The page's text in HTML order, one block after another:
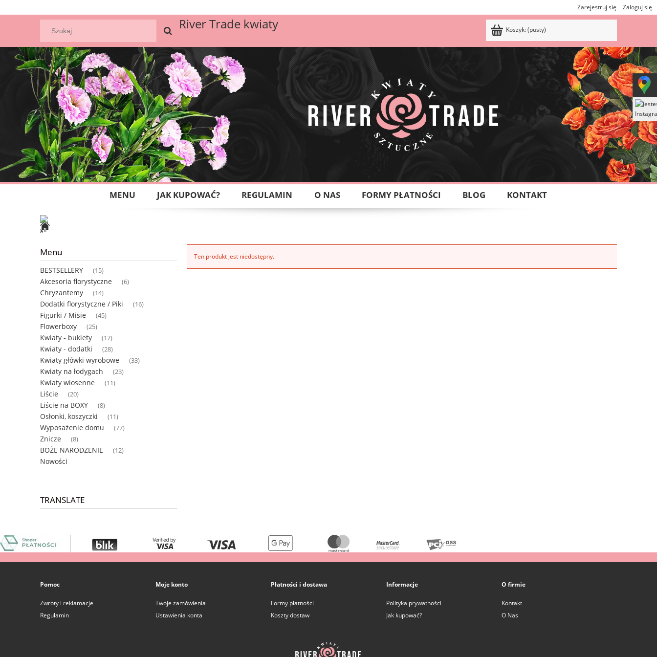
Zarejestruj się Zaloguj się
River Trade kwiaty Koszyk:(pusty)
MENU JAK KUPOWAĆ? REGULAMIN O NAS FORMY PŁATNOŚCI BLOG KONTAKT
Menu
BESTSELLERY (15)
Akcesoria florystyczne (6)
Chryzantemy (14)
Dodatki florystyczne / Piki (16)
Figurki / Misie (45)
Flowerboxy (25)
Kwiaty - bukiety (17)
Kwiaty - dodatki (28)
Kwiaty główki wyrobowe (33)
Kwiaty na łodygach (23)
Kwiaty wiosenne (11)
Liście (20)
Liście na BOXY (8)
Osłonki, koszyczki (11)
Wyposażenie domu (77)
Znicze (8)
BOŻE NARODZENIE (12)
Nowości
TRANSLATE
Ten produkt jest niedostępny.
Pomoc
Zwroty i reklamacje
Regulamin
Moje konto
Twoje zamówienia
Ustawienia konta
Płatności i dostawa
Formy płatności
Koszty dostaw
Informacje
Polityka prywatności
Jak kupować?
O firmie
Kontakt
O Nas